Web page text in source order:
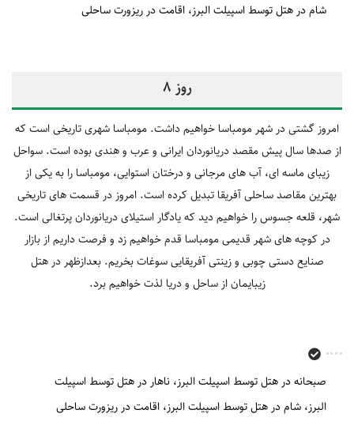
شام در هتل توسط اسپیلت البرز اقامت در ریزورت ساحلی
روز 8
امروز گشتی در شهر مومباسا خواهیم داشت. مومباسا شهری تاریخی است که
از صدها سال پیش مقصد دریانوردان ایرانی و عرب و هندی بوده است. سواحل
زیبای ماسه ‎ای، آب های مرجانی و درختان استوایی، مومباسا را به یکی از
بهترین مقاصد ساحلی آفریقا تبدیل کرده است. امروز در قسمت های تاریخی
شهر، قلعه جسوس را خواهیم دید که یادگار استیلای دریانوردان پرتغالی است.
در کوچه‎ های شهر قدیمی مومباسا قدم خواهیم زد و فرصت داریم از بازار
صنایع دستی چوبی و زینتی آفریقایی سوغات بخریم. بعدازظهر در هتل
زیبایمان از ساحل و دریا لذت خواهیم برد.
صبحانه در هتل توسط اسپیلت البرز ناهار در هتل توسط اسپیلت
البرز شام در هتل توسط اسپیلت البرز اقامت در ریزورت ساحلی